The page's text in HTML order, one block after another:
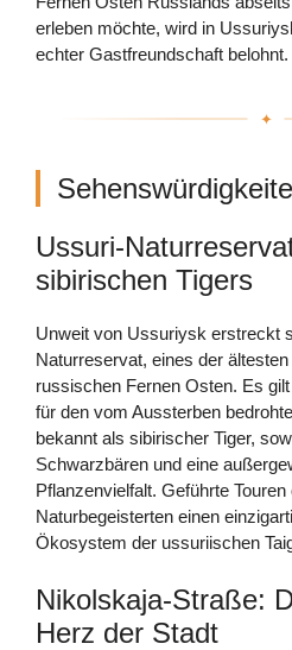
erleben möchte, wird in
echter Gastfreundschaft belohnt.
Ussuri-
sibirischen Tigers
Unweit von Ussuriysk erstreckt
Naturreservat, eines der
russischen Fernen Osten. Es
für den vom Aussterben
bekannt als sibirischer Tiger,
Schwarzbären und eine
Pflanzenvielfalt. Geführte
Naturbegeisterten einen
Ökosystem der ussuriischen
Nikolskaja-Straße:
Herz der Stadt